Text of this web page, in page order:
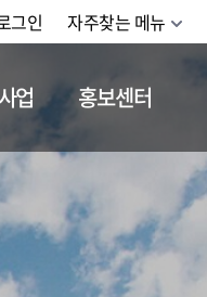
그인 자주찾는 메뉴
업 홍보센터